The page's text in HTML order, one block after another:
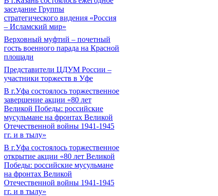
заседание Группы
стратегического видения «Россия
– Исламский мир»
Верховный муфтий – почетный
гость военного парада на Красной
площади
Представители ЦДУМ России –
участники торжеств в Уфе
В г.Уфа состоялось торжественное
завершение акции «80 лет
Великой Победы: российские
мусульмане на фронтах Великой
Отечественной войны 1941-1945
гг. и в тылу»
В г.Уфа состоялось торжественное
открытие акции «80 лет Великой
Победы: российские мусульмане
на фронтах Великой
Отечественной войны 1941-1945
гг. и в тылу»